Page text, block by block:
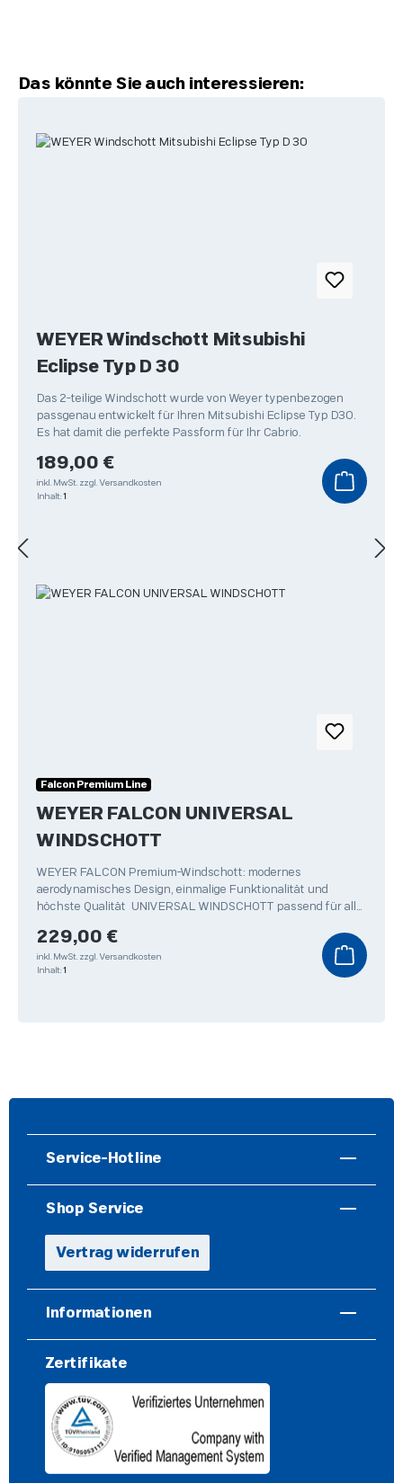
Produktgalerie überspringen
Das könnte Sie auch interessieren:
WEYER Windschott Mitsubishi
Eclipse Typ D 30
Das 2-teilige Windschott wurde von Weyer typenbezogen
passgenau entwickelt für Ihren Mitsubishi Eclipse Typ D30.
Es hat damit die perfekte Passform für Ihr Cabrio.
Regulärer Preis:
189,00 €
inkl. MwSt. zzgl. Versandkosten
Inhalt: 1
Falcon Premium Line
WEYER FALCON UNIVERSAL
WINDSCHOTT
WEYER FALCON Premium-Windschott: modernes
aerodynamisches Design, einmalige Funktionalität und
höchste Qualität UNIVERSAL WINDSCHOTT passend für alle
Regulärer Preis:
229,00 €
inkl. MwSt. zzgl. Versandkosten
Inhalt: 1
Service-Hotline
Shop Service
Vertrag widerrufen
Informationen
Zertifikate